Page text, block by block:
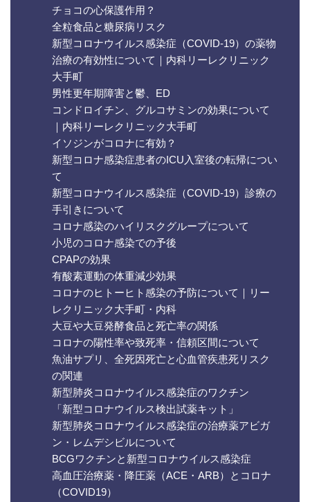
チョコの心保護作用？
全粒食品と糖尿病リスク
新型コロナウイルス感染症（COVID-19）の薬物
治療の有効性について｜内科リーレクリニック
大手町
男性更年期障害と鬱、ED
コンドロイチン、グルコサミンの効果について
｜内科リーレクリニック大手町
イソジンがコロナに有効？
新型コロナ感染症患者のICU入室後の転帰につい
て
新型コロナウイルス感染症（COVID-19）診療の
手引きについて
コロナ感染のハイリスクグループについて
小児のコロナ感染での予後
CPAPの効果
有酸素運動の体重減少効果
コロナのヒトーヒト感染の予防について｜リー
レクリニック大手町・内科
大豆や大豆発酵食品と死亡率の関係
コロナの陽性率や致死率・信頼区間について
魚油サプリ、全死因死亡と心血管疾患死リスク
の関連
新型肺炎コロナウイルス感染症のワクチン
「新型コロナウイルス検出試薬キット」
新型肺炎コロナウイルス感染症の治療薬アビガ
ン・レムデシビルについて
BCGワクチンと新型コロナウイルス感染症
高血圧治療薬・降圧薬（ACE・ARB）とコロナ
（COVID19）